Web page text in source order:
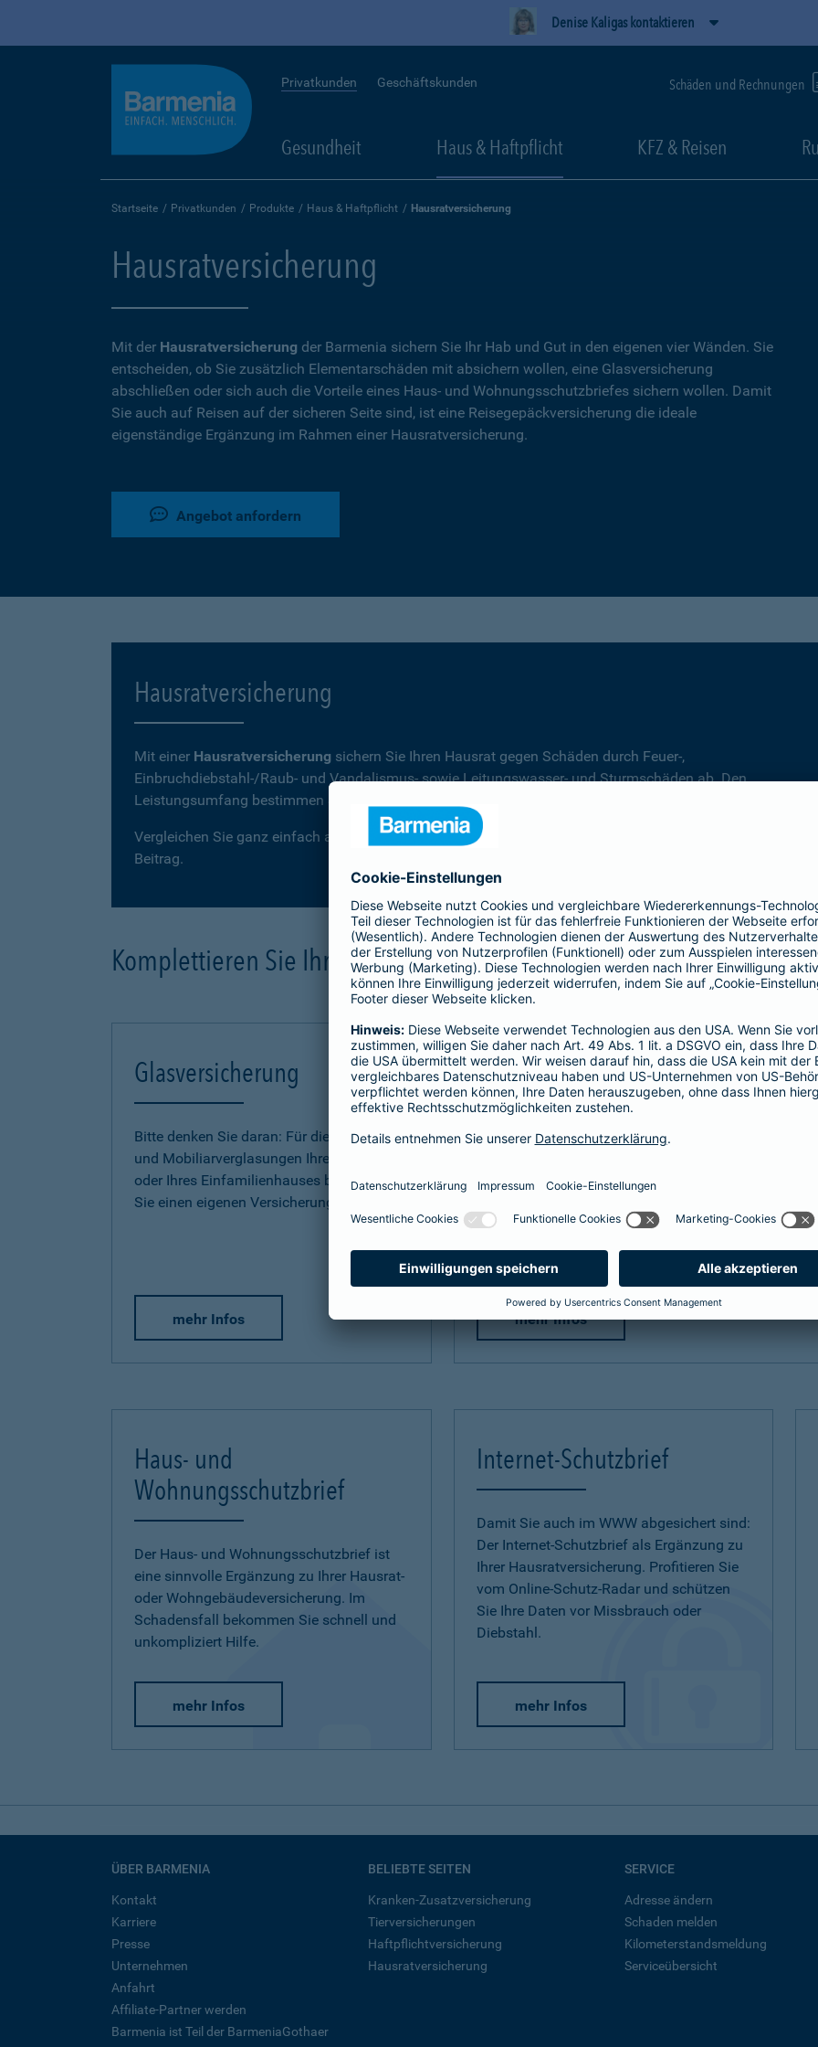
Denise Kaligas kontaktieren
Privatkunden Geschäftskunden Schäden und Rechnungen
Gesundheit Haus & Haftpflicht KFZ & Reisen
Startseite Privatkunden Produkte Haus & Haftpflicht Hausratversicherung
Hausratversicherung
Mit der Hausratversicherung der Barmenia sichern Sie Ihr Hab und Gut in den eigenen vier Wänden. Sie
entscheiden, ob Sie zusätzlich Elementarschäden mit absichern wollen, eine Glasversicherung
abschließen oder sich auch die Vorteile eines Haus- und Wohnungsschutzbriefes sichern wollen. Damit
Sie auch auf Reisen auf der sicheren Seite sind, ist eine Reisegepäckversicherung die ideale
eigenständige Ergänzung im Rahmen einer Hausratversicherung.
Angebot anfordern
Hausratversicherung
Mit einer Hausratversicherung sichern Sie Ihren Hausrat gegen Schäden durch Feuer-,
Einbruchdiebstahl-/Raub- und Vandalismus- sowie Leitungswasser- und Sturmschäden ab. Den
Leistungsumfang bestimmen Sie mit Ihrer Entscheidung für den
Vergleichen Sie ganz einfach auf der folgenden Seite die Leistungen und berechnen Sie Ihren
Beitrag.
Komplettieren Sie Ihre Hausratversicherung
Glasversicherung
Bitte denken Sie daran: Für die Gebäude-
und Mobiliarverglasungen Ihrer Wohnung
oder Ihres Einfamilienhauses benötigen
Sie einen eigenen Versicherungsschutz.
mehr Infos
Naturgefahren
Eine Ergänzung zu Ihrer Hausratversicherung, die
Unwetter und extreme Naturereignisse immer
Schäden z. B. durch Überschwemmung, Erdbeben,
ergänzen Sie Ihre Hausratversicherung um eine
mehr Infos
Haus- und
Wohnungsschutzbrief
Der Haus- und Wohnungsschutzbrief ist
eine sinnvolle Ergänzung zu Ihrer Hausrat-
oder Wohngebäudeversicherung. Im
Schadensfall bekommen Sie schnell und
unkompliziert Hilfe.
mehr Infos
Internet-Schutzbrief
Damit Sie auch im WWW abgesichert sind:
Der Internet-Schutzbrief als Ergänzung zu
Ihrer Hausratversicherung. Profitieren Sie
vom Online-Schutz-Radar und schützen
Sie Ihre Daten vor Missbrauch oder
Diebstahl.
mehr Infos
ÜBER BARMENIA
Kontakt
Karriere
Presse
Unternehmen
Anfahrt
Affiliate-Partner werden
Barmenia ist Teil der BarmeniaGothaer
BELIEBTE SEITEN
Kranken-Zusatzversicherung
Tierversicherungen
Haftpflichtversicherung
Hausratversicherung
SERVICE
Adresse ändern
Schaden melden
Kilometerstandsmeldung
Serviceübersicht